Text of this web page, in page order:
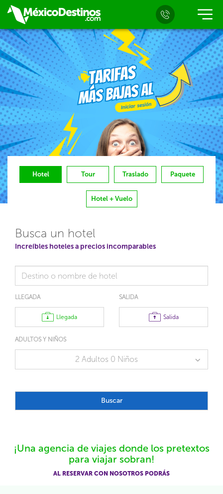
Hotel Tour Traslado Paquete
Hotel + Vuelo
Busca un hotel
Increíbles hoteles a precios incomparables
LLEGADA
Llegada
SALIDA
Salida
ADULTOS Y NIÑOS
2 Adultos 0 Niños
Buscar
¡Una agencia de viajes donde los pretextos
para viajar sobran!
AL RESERVAR CON NOSOTROS PODRÁS